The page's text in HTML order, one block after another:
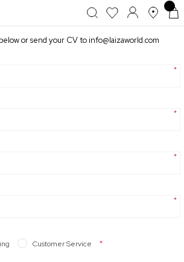
or send your CV to info@laizaworld.com
*
*
*
*
Customer Service *